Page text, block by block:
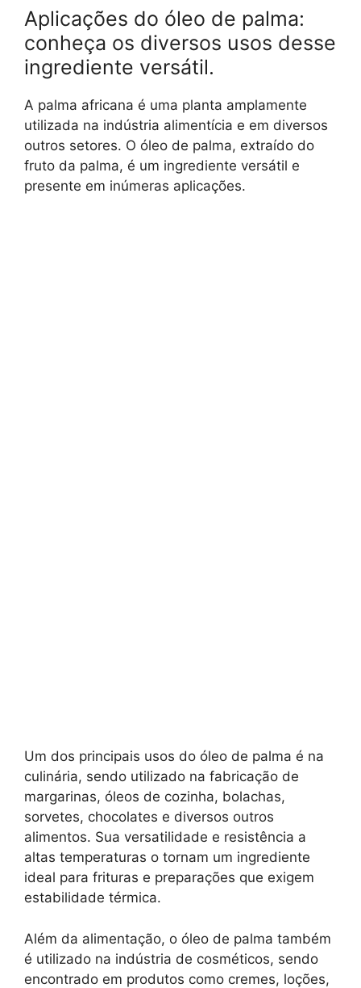
Aplicações do óleo de palma:
conheça os diversos usos desse
ingrediente versátil.
A palma africana é uma planta amplamente
utilizada na indústria alimentícia e em diversos
outros setores. O óleo de palma, extraído do
fruto da palma, é um ingrediente versátil e
presente em inúmeras aplicações.
Um dos principais usos do óleo de palma é na
culinária, sendo utilizado na fabricação de
margarinas, óleos de cozinha, bolachas,
sorvetes, chocolates e diversos outros
alimentos. Sua versatilidade e resistência a
altas temperaturas o tornam um ingrediente
ideal para frituras e preparações que exigem
estabilidade térmica.
Além da alimentação, o óleo de palma também
é utilizado na indústria de cosméticos, sendo
encontrado em produtos como cremes, loções,